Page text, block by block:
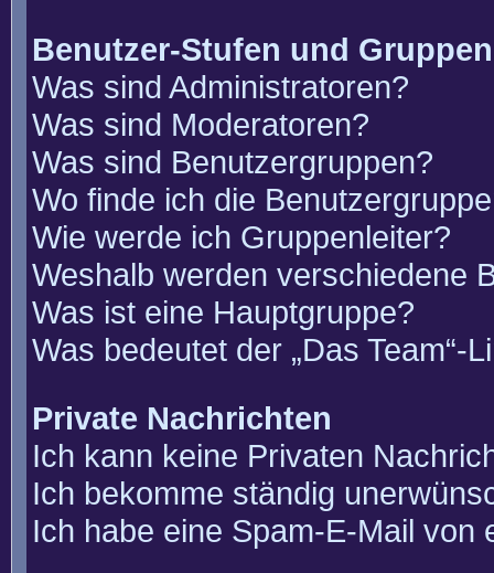
Benutzer-Stufen und Gruppen
Was sind Administratoren?
Was sind Moderatoren?
Was sind Benutzergruppen?
Wo finde ich die
Wie werde ich Gruppenleiter?
Weshalb werden verschiedene
Was ist eine Hauptgruppe?
Was bedeutet der „Das Team“-
Private Nachrichten
Ich kann keine Privaten
Ich bekomme ständig
Ich habe eine Spam-E-Mail von